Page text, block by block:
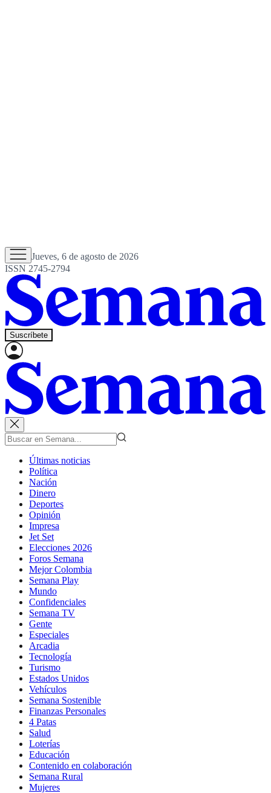
Jueves, 6 de agosto de 2026
ISSN 2745-2794
Suscríbete
Últimas noticias
Política
Nación
Dinero
Deportes
Opinión
Impresa
Jet Set
Elecciones 2026
Foros Semana
Mejor Colombia
Semana Play
Mundo
Confidenciales
Semana TV
Gente
Especiales
Arcadia
Tecnología
Turismo
Estados Unidos
Vehículos
Semana Sostenible
Finanzas Personales
4 Patas
Salud
Loterías
Educación
Contenido en colaboración
Semana Rural
Mujeres